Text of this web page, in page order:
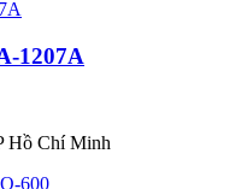
1207A
Hồ Chí Minh